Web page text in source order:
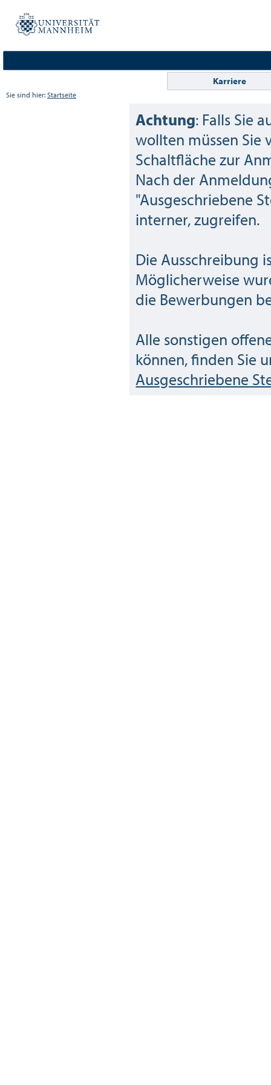
Karriere
Sie sind hier: Startseite
Achtung: Falls Sie
wollten müssen Sie
Schaltfläche zur
Nach der
"Ausgeschriebene
interner, zugreifen.
Die Ausschreibung
Möglicherweise
die Bewerbungen
Alle sonstigen
können, finden Sie
Ausgeschriebene